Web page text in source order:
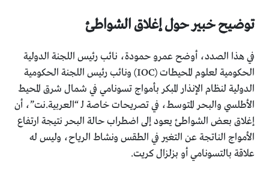
توضيح خبير حول إغلاق الشواطئ
في هذا الصدد، أوضح عمرو حمودة، نائب رئيس اللجنة الدولية
الحكومية لعلوم المحيطات (IOC) ونائب رئيس اللجنة الحكومية
الدولية لنظام الإنذار المبكر بأمواج تسونامي في شمال شرق المحيط
الأطلسي والبحر المتوسط، في تصريحات خاصة لـ “العربية.نت”، أن
إغلاق بعض الشواطئ يعود إلى اضطراب حالة البحر نتيجة ارتفاع
الأمواج الناتجة عن التغير في الطقس ونشاط الرياح، وليس له
علاقة بالتسونامي أو بزلزال كريت.